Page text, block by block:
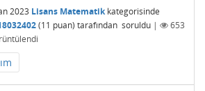
2023 Lisans Matematikkategorisinde
(11 puan) tarafından soruldu |
653